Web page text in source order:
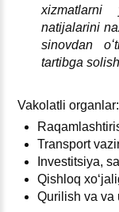
natijalarini
sinovdan
tartibga
Vakolatli organlar:
Transport
Investitsiya,
Qishloq
Qurilish va va